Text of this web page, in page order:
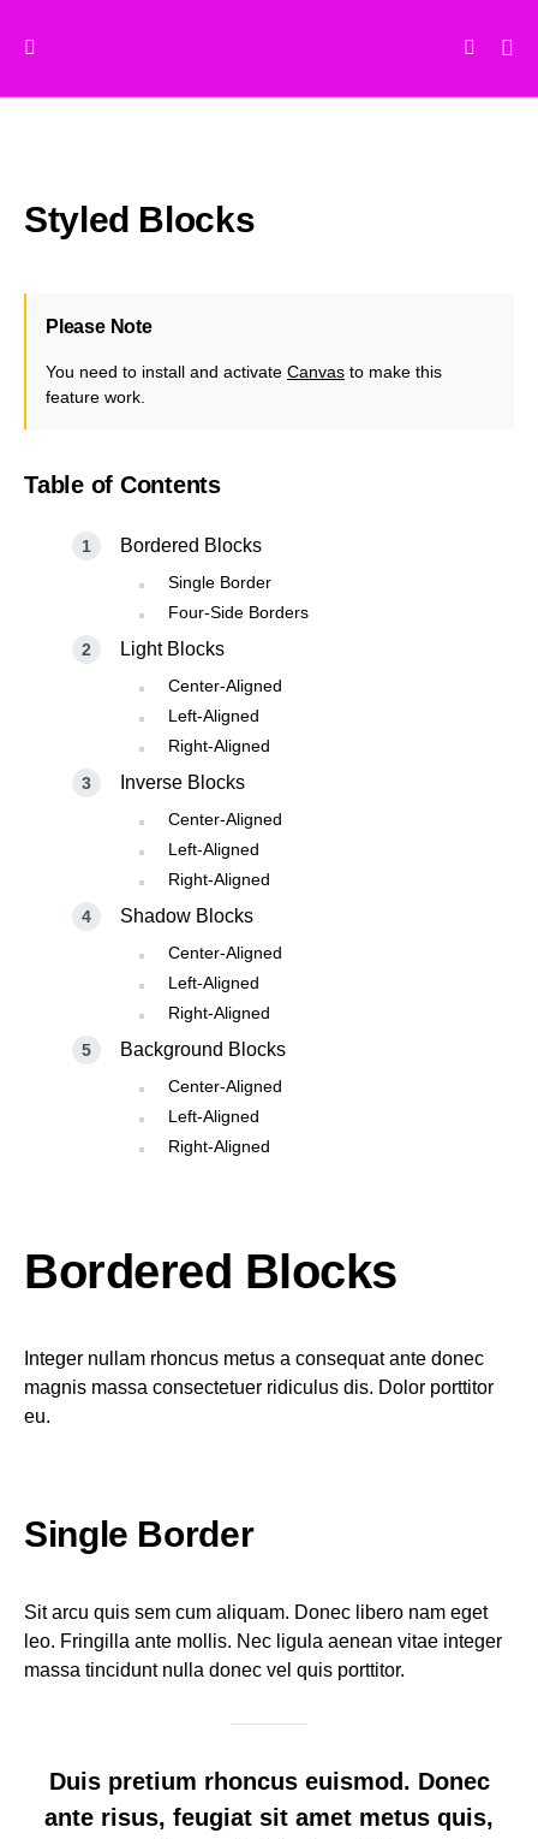
Styled Blocks
Please Note
You need to install and activate Canvas to make this
feature work.
Table of Contents
Bordered Blocks
Single Border
Four-Side Borders
Light Blocks
Center-Aligned
Left-Aligned
Right-Aligned
Inverse Blocks
Center-Aligned
Left-Aligned
Right-Aligned
Shadow Blocks
Center-Aligned
Left-Aligned
Right-Aligned
Background Blocks
Center-Aligned
Left-Aligned
Right-Aligned
Bordered Blocks
Integer nullam rhoncus metus a consequat ante donec
magnis massa consectetuer ridiculus dis. Dolor porttitor
eu.
Single Border
Sit arcu quis sem cum aliquam. Donec libero nam eget
leo. Fringilla ante mollis. Nec ligula aenean vitae integer
massa tincidunt nulla donec vel quis porttitor.
Duis pretium rhoncus euismod. Donec
ante risus, feugiat sit amet metus quis,